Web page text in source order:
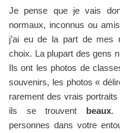
Je pense que je vais
normaux, inconnus ou
j’ai eu de la part de mes
choix. La plupart des gens
Ils ont les photos de
souvenirs, les photos «
rarement des vrais
ils se trouvent beaux.
personnes dans votre